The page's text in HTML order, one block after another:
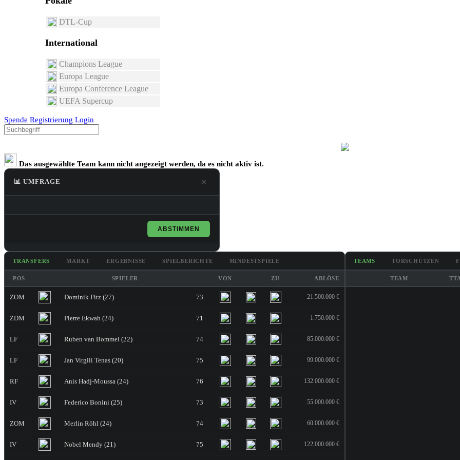
DTL-Cup
International
Champions League
Europa League
Europa Conference League
UEFA Supercup
Spende Registrierung Login
Das ausgewählte Team kann nicht angezeigt werden, da es nicht aktiv ist.
📊 UMFRAGE ×
ABSTIMMEN
TRANSFERS MARKT ERGEBNISSE SPIELBERICHTE MINDESTSPIELE
POS SPIELER VON ZU ABLÖSE
ZOM Dominik Fitz (27) 73 21.500.000 €
ZDM Pierre Ekwah (24) 71 1.750.000 €
LF Ruben van Bommel (22) 74 85.000.000 €
LF Jan Virgili Tenas (20) 75 99.000.000 €
RF Anis Hadj-Moussa (24) 76 132.000.000 €
IV Federico Bonini (25) 73 55.000.000 €
ZOM Merlin Röhl (24) 74 60.000.000 €
IV Nobel Mendy (21) 75 122.000.000 €
TEAMS TORSCHÜTZEN
TEAM TTA